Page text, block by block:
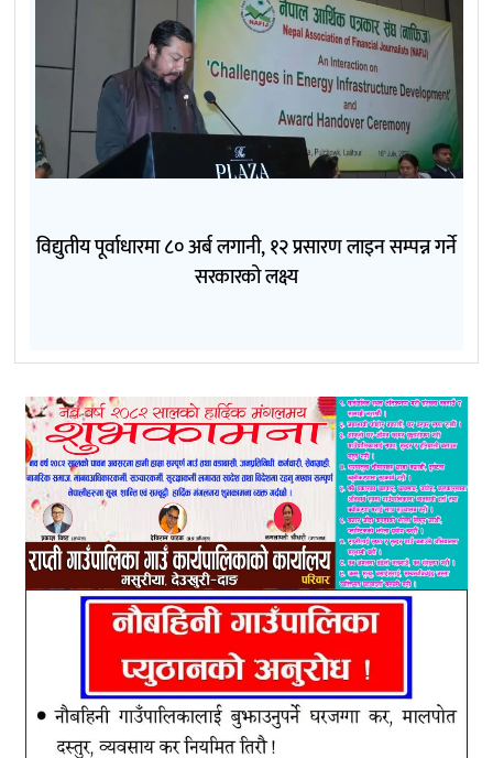
विद्युतीय पूर्वाधारमा ८० अर्ब लगानी, १२ प्रसारण लाइन सम्पन्न गर्ने
सरकारको लक्ष्य